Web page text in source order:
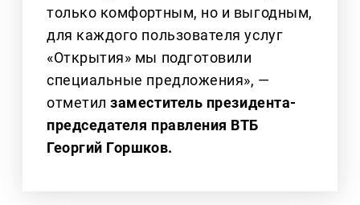
только комфортным, но и выгодным,
для каждого пользователя услуг
«Открытия» мы подготовили
специальные предложения», —
отметилзаместитель президента-
председателя правления ВТБ
Георгий Горшков.